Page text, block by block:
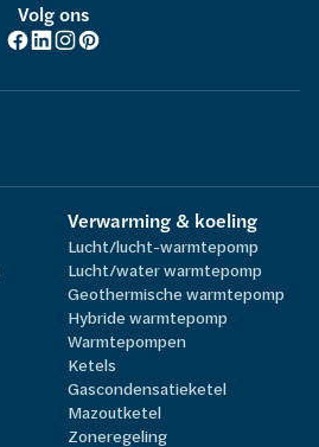
Volg ons
Verwarming & koeling
Lucht/lucht-warmtepomp
Lucht/water warmtepomp
Geothermische warmtepomp
Hybride warmtepomp
Warmtepompen
Ketels
Gascondensatieketel
Mazoutketel
Zoneregeling